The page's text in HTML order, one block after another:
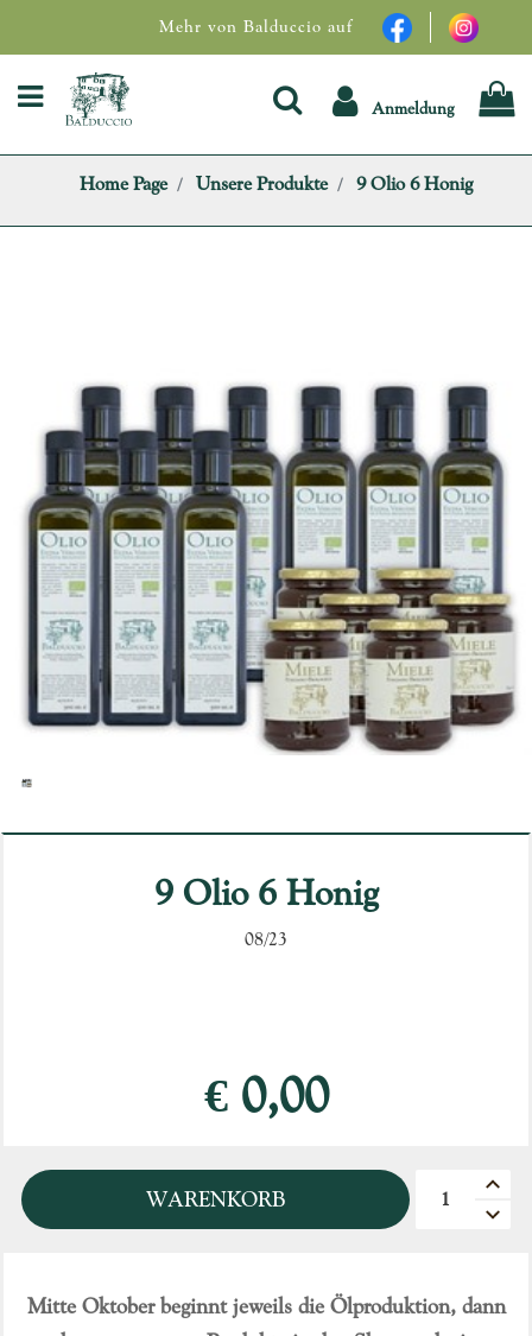
Mehr von Balduccio auf
Open menu Anmeldung
Home Page Unsere Produkte 9 Olio 6 Honig
9 Olio 6 Honig
08/23
€ 0,00
Quantità
WARENKORB
Mitte Oktober beginnt jeweils die Ölproduktion, dann